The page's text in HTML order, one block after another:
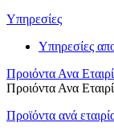
Υπηρεσίες
Υπηρεσίες
Προιόντα Ανα
Προιόντα Ανα
Προϊόντα ανά